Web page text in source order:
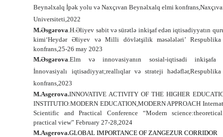
Beynəlxalq İpək yolu və Naxçıvan Beynəlxalq elmi
Universiteti,2022
M.Əsgərova.H.Əliyev sabit və sürətlə inkişaf edən iqtisadiyyatın
kimi‘Heydər Əliyev və Milli dövlətşilik məsələləri’
konfrans,25-26 may 2023
M.Əsgərova.Elm və innovasiyanın sosial-iqtisadi inkişafa
İnnovasiyalı iqtisadiyyat;reallıqlar və strateji
konfrans,2023
M.Asgerova.INNOVATIVE ACTIVITY OF THE HIGHER
INSTITUTIO:MODERN EDUCATION,MODERN APPROACH
Scientific and Practical Conference “Modern
practical view” February 27-28,2024
M.Asgerova.GLOBAL IMPORTANCE OF ZANGEZUR CORRIDOR